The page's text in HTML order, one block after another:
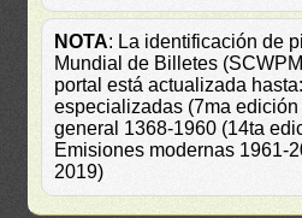
NOTA: La identificación de
Mundial de Billetes
portal está actualizada
especializadas (7ma
general 1368-1960 (14ta
Emisiones modernas 1961-
2019)